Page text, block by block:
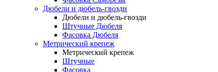
Дюбели и дюбель-гвозди
Дюбели и дюбель-гвозди
Штучные Дюбеля
Фасовка Дюбеля
Метрический крепеж
Метрический крепеж
Штучные
Фасовка